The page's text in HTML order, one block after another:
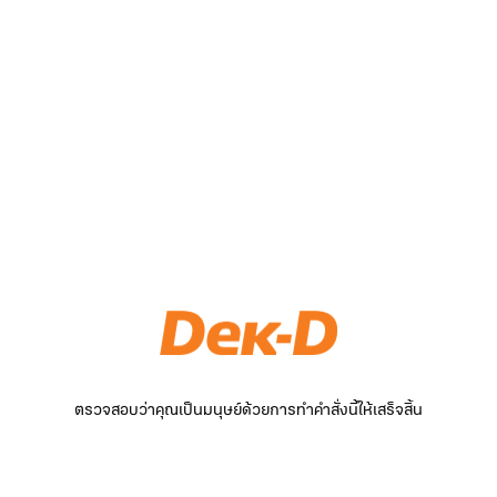
ตรวจสอบว่าคุณเป็นมนุษย์ด้วยการทำคำสั่งนี้ให้เสร็จสิ้น